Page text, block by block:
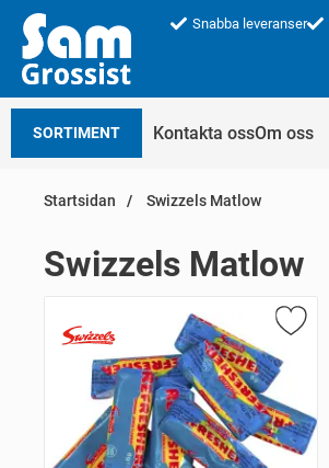
Snabba leveranser
SORTIMENT Kontakta ossOm oss
Startsidan Swizzels Matlow
Swizzels Matlow